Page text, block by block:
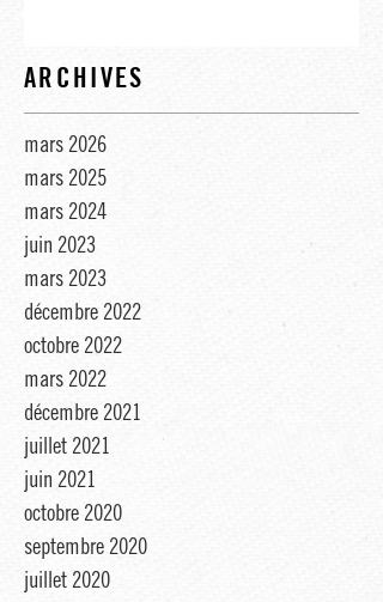
ARCHIVES
mars 2026
mars 2025
mars 2024
juin 2023
mars 2023
décembre 2022
octobre 2022
mars 2022
décembre 2021
juillet 2021
juin 2021
octobre 2020
septembre 2020
juillet 2020